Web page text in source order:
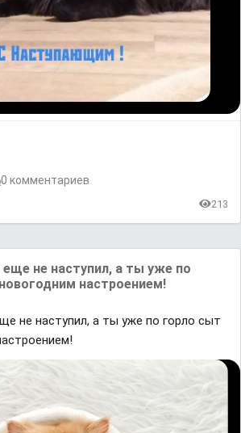
0 комментариев
213
не наступил, а ты уже по
настроением!
не наступил, а ты уже по горло сыт